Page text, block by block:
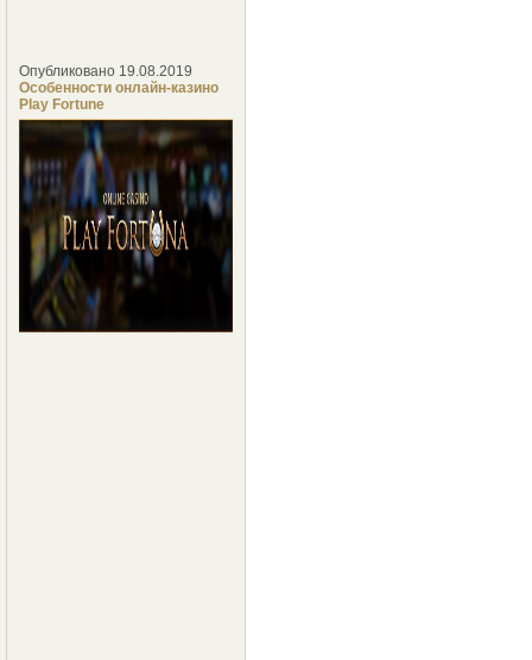
Опубликовано 19.08.2019
Особенности онлайн-казино
Play Fortune